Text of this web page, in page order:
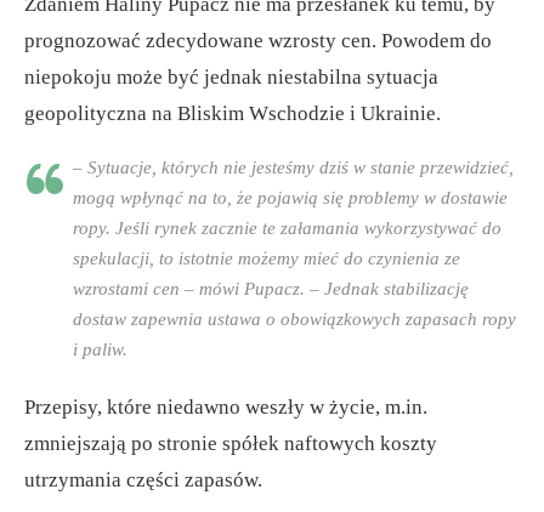
prognozować zdecydowane wzrosty cen. Powodem do
niepokoju może być jednak niestabilna sytuacja
geopolityczna na Bliskim Wschodzie i Ukrainie.
– Sytuacje, których nie jesteśmy dziś w stanie przewidzieć,
mogą wpłynąć na to, że pojawią się problemy w dostawie
ropy. Jeśli rynek zacznie te załamania wykorzystywać do
spekulacji, to istotnie możemy mieć do czynienia ze
wzrostami cen – mówi Pupacz. – Jednak stabilizację
dostaw zapewnia ustawa o obowiązkowych zapasach ropy
i paliw.
Przepisy, które niedawno weszły w życie, m.in.
zmniejszają po stronie spółek naftowych koszty
utrzymania części zapasów.